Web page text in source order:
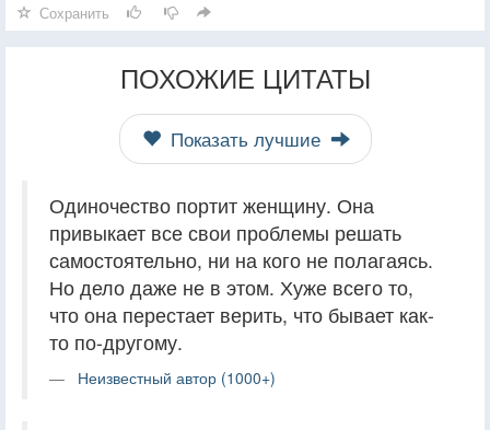
Сохранить
ПОХОЖИЕ ЦИТАТЫ
Показать лучшие
Одиночество портит женщину. Она
привыкает все свои проблемы решать
самостоятельно, ни на кого не полагаясь.
Но дело даже не в этом. Хуже всего то,
что она перестает верить, что бывает как-
то по-другому.
Неизвестный автор (1000+)